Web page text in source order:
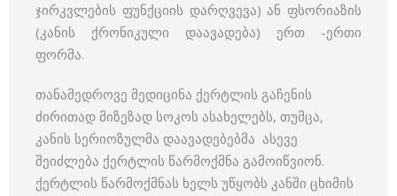
ჯირკვლების ფუნქციის დარღვევა) ან ფსორიაზის
(კანის ქრონიკული დაავადება) ერთ -ერთი
ფორმა.
თანამედროვე მედიცინა ქერტლის გაჩენის
ძირითად მიზეზად სოკოს ასახელებს, თუმცა,
კანის სერიოზულმა დაავადებებმა ასევე
შეიძლება ქერტლის წარმოქმნა გამოიწვიონ.
ქერტლის წარმოქმნას ხელს უწყობს კანში ცხიმის